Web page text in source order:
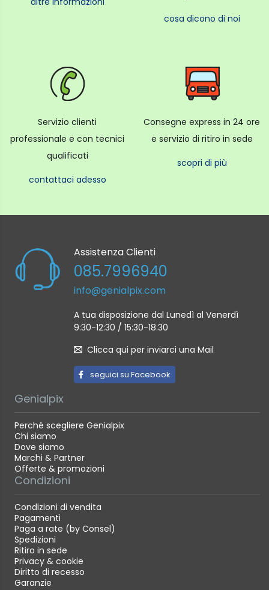
cosa dicono di noi
Servizio clienti
professionale e con tecnici
qualificati
contattaci adesso
Consegne express in 24 ore
e servizio di ritiro in sede
scopri di più
Assistenza Clienti
085.7996940
info@genialpix.com
A tua disposizione dal Lunedì al Venerdì
9:30-12:30 / 15:30-18:30
Clicca qui per inviarci una Mail
seguici su Facebook
Genialpix
Perché scegliere Genialpix
Chi siamo
Dove siamo
Marchi & Partner
Offerte & promozioni
Condizioni
Condizioni di vendita
Pagamenti
Paga a rate (by Consel)
Spedizioni
Ritiro in sede
Privacy & cookie
Diritto di recesso
Garanzie